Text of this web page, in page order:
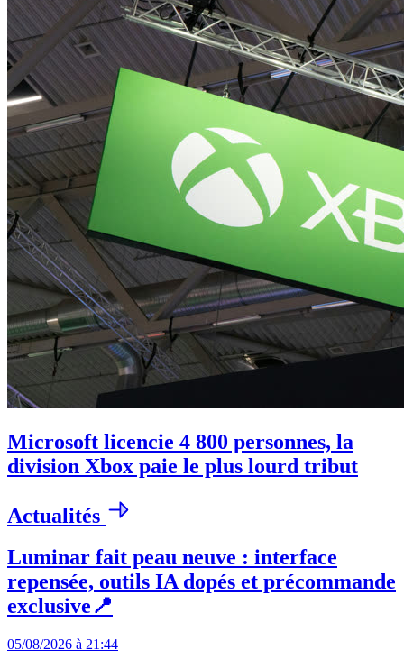
Microsoft licencie 4 800 personnes, la
division Xbox paie le plus lourd tribut
Actualités
Luminar fait peau neuve : interface
repensée, outils IA dopés et précommande
exclusive📍
05/08/2026 à 21:44